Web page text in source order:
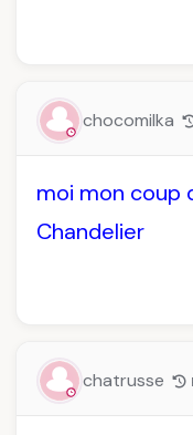
chocomilka
moi mon coup
Chandelier
chatrusse